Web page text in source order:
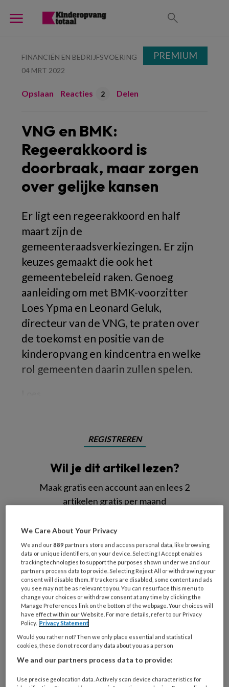
FINANCIËN EN BEDRIJFSVOERING
04 MRT 2022
Opslaan Reacties 2 Delen
VNG en BMK:
Regeerakkoord is
doorbraak, maar zorgen
over gelijke kansen
Er ligt een regeerakkoord en half
maart zijn de
gemeenteraadsverkiezingen. Er zijn
keuzes gemaakt die ook het
gemeentebeleid raken. Genoeg
aanleiding om met BMK-voorzitter
Loes Ypma en Leonard Geluk,
directeur van de VNG, te praten over
de toekomst en positie van de
kinderopvang en kindcentra en welke
rol gemeenten daarin zullen spelen.
REGISTREREN
Wil je dit artikel lezen?
Maak gratis een account aan en lees 2
artikelen gratis per maand
Al een account of abonnement?
Wat
is
je
e-
mailadres?
* *
Kies
je
wachtwoord* *
Kies
je
functie *
Bij
PREMIUM
We Care About Your Privacy
We and our889 partners store and access personal data, like browsing
data or unique identifiers, on your device. Selecting I Accept enables
tracking technologies to support the purposes shown under we and our
partners process data to provide. Selecting Reject All or withdrawing your
consent will disable them. If trackers are disabled, some content and ads
you see may not be as relevant to you. You can resurface this menu to
change your choices or withdraw consent at any time by clicking the
Manage Preferences link on the bottom of the webpage. Your choices will
have effect within our Website. For more details, refer to our Privacy
Policy. Privacy Statement
Would you rather not? Then we only place essential and statistical
cookies, these do not record any data about you as a person
We and our partners process data to provide:
Use precise geolocation data. Actively scan device characteristics for